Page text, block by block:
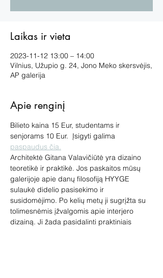
Laikas ir vieta
2023-11-12 13:00 – 14:00
Vilnius, Užupio g. 24, Jono Meko skersvėjis,
AP galerija
Apie renginį
Bilieto kaina 15 Eur, studentams ir
senjorams 10 Eur.  Įsigyti galima
paspaudus čia.
Architektė Gitana Valavičiūtė yra dizaino
teoretikė ir praktikė. Jos paskaitos mūsų
galerijoje apie danų filosofiją HYYGE
sulaukė didelio pasisekimo ir
susidomėjimo. Po kelių metų ji sugrįžta su
tolimesnėmis įžvalgomis apie interjero
dizainą. Ji žada pasidalinti praktiniais